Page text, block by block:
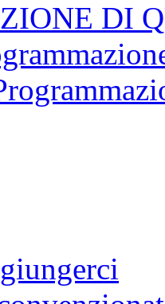
DI